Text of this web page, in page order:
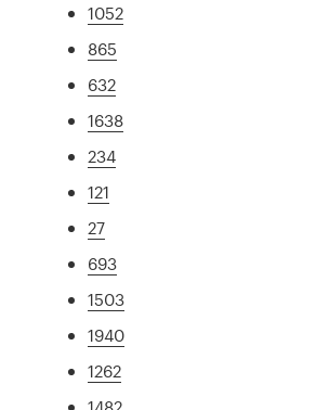
1052
865
632
1638
234
121
27
693
1503
1940
1262